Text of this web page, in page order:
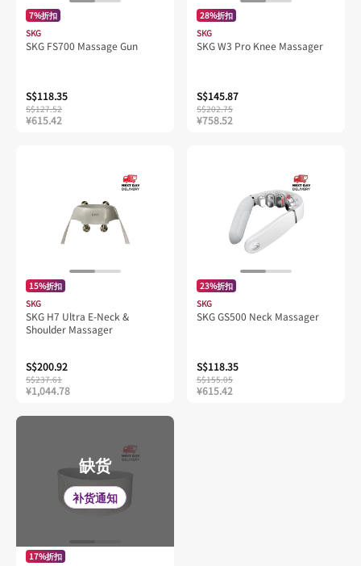
7%折扣
SKG
SKG FS700 Massage Gun
S$118.35
S$127.52
¥615.42
28%折扣
SKG
SKG W3 Pro Knee Massager
S$145.87
S$202.75
¥758.52
15%折扣
SKG
SKG H7 Ultra E-Neck &
Shoulder Massager
S$200.92
S$237.61
¥1,044.78
23%折扣
SKG
SKG GS500 Neck Massager
S$118.35
S$155.05
¥615.42
缺货
补货通知
17%折扣